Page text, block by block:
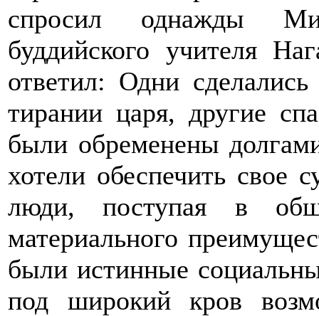
спросил однажды
буддийского учителя
ответил: Одни
тирании царя, другие
были обременены
хотели обеспечить свое
люди, поступая в
материального
были истинные
под широкий кров